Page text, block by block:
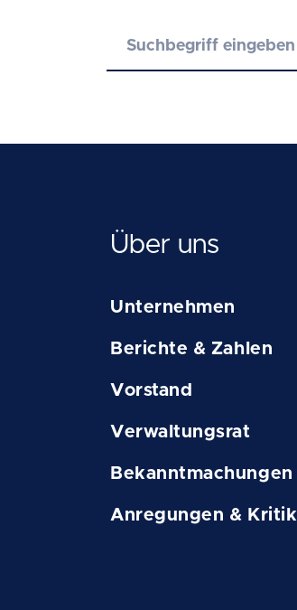
Über uns
Unternehmen
Berichte & Zahlen
Vorstand
Verwaltungsrat
Bekanntmachungen
Anregungen & Kritik